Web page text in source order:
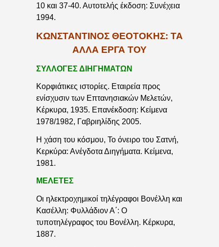
10 και 37-40. Αυτοτελής έκδοση: Συνέχεια
1994.
ΚΩΝΣΤΑΝΤΙΝΟΣ ΘΕΟΤΟΚΗΣ: ΤΑ
ΑΛΛΑ ΕΡΓΑ ΤΟΥ
ΣΥΛΛΟΓΕΣ ΔΙΗΓΗΜΑΤΩΝ
Κορφιάτικες ιστορίες. Εταιρεία προς
ενίσχυσιν των Επτανησιακών Μελετών,
Κέρκυρα, 1935. Επανέκδοση: Κείμενα
1978/1982, Γαβριηλίδης 2005.
Η χάση του κόσμου, Το όνειρο του Σατνή,
Κερκύρα: Ανέγδοτα Διηγήματα. Κείμενα,
1981.
ΜΕΛΕΤΕΣ
Οι ηλεκτροχημικοί τηλέγραφοι Βονέλλη και
Κασέλλη: Φυλλάδιον Α΄: Ο
τυποτηλέγραφος του Βονέλλη. Κέρκυρα,
1887.